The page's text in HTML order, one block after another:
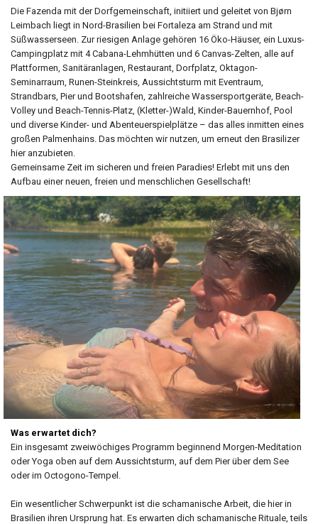
Die Fazenda mit der Dorfgemeinschaft, initiiert und geleitet von Bjørn
Leimbach liegt in Nord-Brasilien bei Fortaleza am Strand und mit
Süßwasserseen. Zur riesigen Anlage gehören 16 Öko-Häuser, ein Luxus-
Campingplatz mit 4 Cabana-Lehmhütten und 6 Canvas-Zelten, alle auf
Plattformen, Sanitäranlagen, Restaurant, Dorfplatz, Oktagon-
Seminarraum, Runen-Steinkreis, Aussichtsturm mit Eventraum,
Strandbars, Pier und Bootshafen, zahlreiche Wassersportgeräte, Beach-
Volley und Beach-Tennis-Platz, (Kletter-)Wald, Kinder-Bauernhof, Pool
und diverse Kinder- und Abenteuerspielplätze – das alles inmitten eines
großen Palmenhains. Das möchten wir nutzen, um erneut den Brasilizer
hier anzubieten.
Gemeinsame Zeit im sicheren und freien Paradies! Erlebt mit uns den
Aufbau einer neuen, freien und menschlichen Gesellschaft!
Was erwartet dich?
Ein insgesamt zweiwöchiges Programm beginnend Morgen-Meditation
oder Yoga oben auf dem Aussichtsturm, auf dem Pier über dem See
oder im Octogono-Tempel.
Ein wesentlicher Schwerpunkt ist die schamanische Arbeit, die hier in
Brasilien ihren Ursprung hat. Es erwarten dich schamanische Rituale, teils